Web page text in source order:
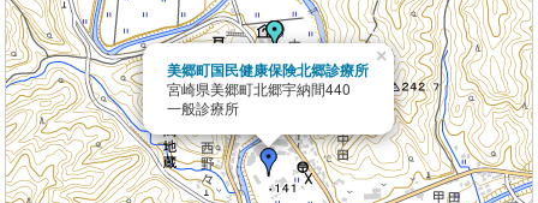
美郷町国民健康保険北郷診療所
宮崎県美郷町北郷宇納間440
一般診療所
×